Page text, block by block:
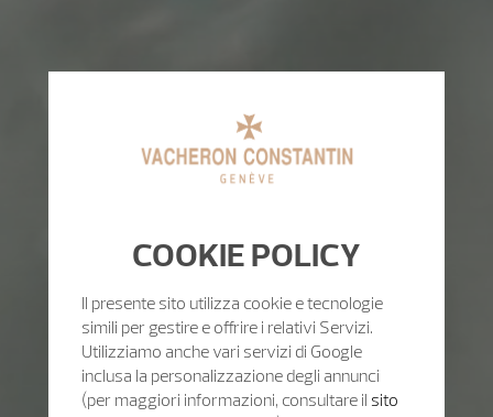
COOKIE POLICY
Il presente sito utilizza cookie e tecnologie
simili per gestire e offrire i relativi Servizi.
Utilizziamo anche vari servizi di Google
inclusa la personalizzazione degli annunci
(per maggiori informazioni, consultare il sito